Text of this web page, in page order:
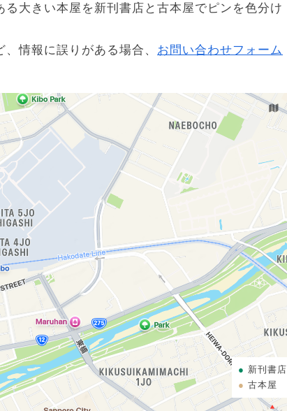
大きい本屋を新刊書店と古本屋でピンを色分け
情報に誤りがある場合、 お問い合わせフォーム
新刊書店
古本屋